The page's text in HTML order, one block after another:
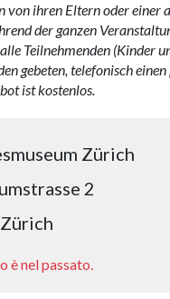
von ihren Eltern oder einer
der ganzen
Teilnehmenden (Kinder
gebeten, telefonisch
ist kostenlos.
Zürich
2
è nel passato.